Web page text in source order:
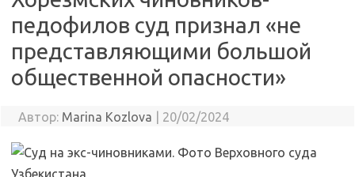
педофилов суд признал «не
представляющими большой
общественной опасности»
Автор: Marina Kozlova 20/02/2024